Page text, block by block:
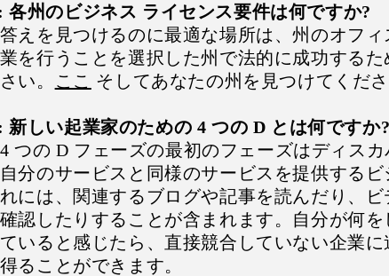
各州のビジネス ライセンス要件は何ですか?
答えを見つけるのに最適な場所は、州のオフ
を行うことを選択した州で法的に成功する
い。
ここ そしてあなたの州を見つけてくださ
新しい起業家のための 4 つの D とは何ですか?
4 つの D フェーズの最初のフェーズはディス
分のサービスと同様のサービスを提供する
には、関連するブログや記事を読んだり、
認したりすることが含まれます。自分が何を
いると感じたら、直接競合していない企業
ることができます。